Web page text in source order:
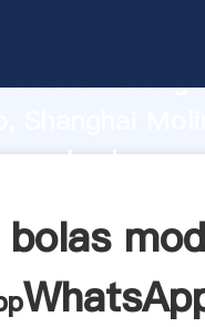
de
el valor y